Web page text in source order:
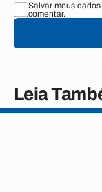
Salvar meus
comentar.
Leia